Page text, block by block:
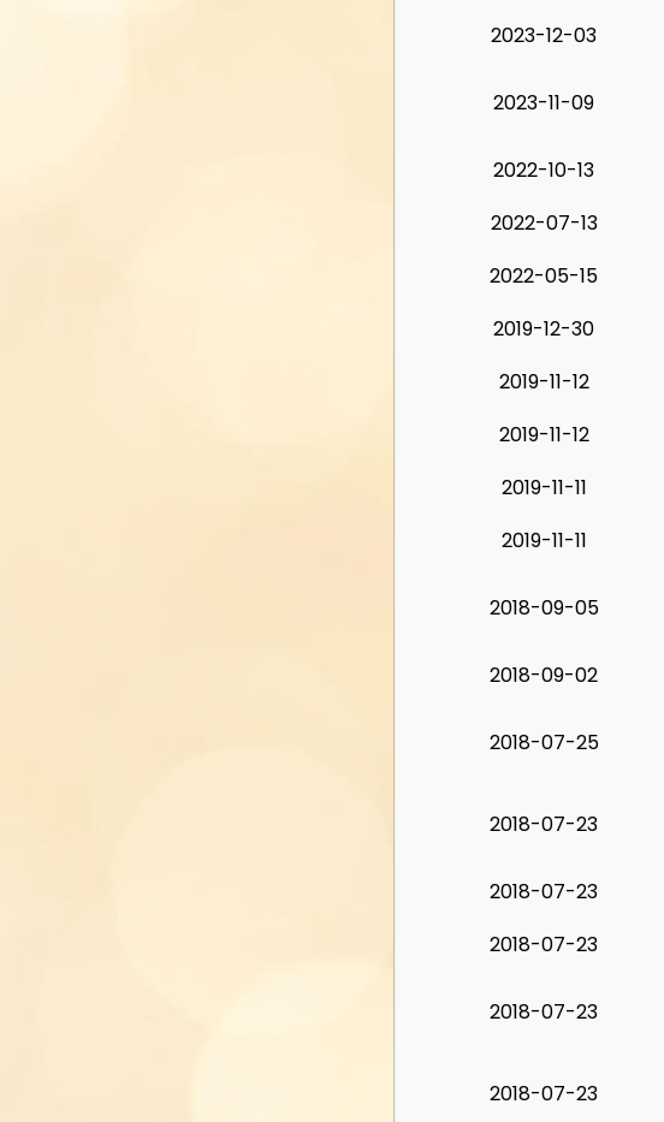
2023-12-03
2023-11-09
2022-10-13
2022-07-13
2022-05-15
2019-12-30
2019-11-12
2019-11-12
2019-11-11
2019-11-11
2018-09-05
2018-09-02
2018-07-25
2018-07-23
2018-07-23
2018-07-23
2018-07-23
2018-07-23